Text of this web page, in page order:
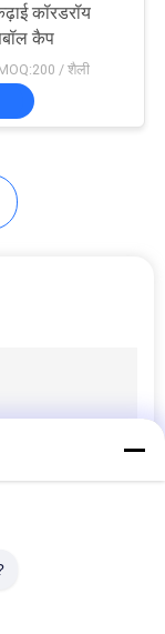
कॉरडरॉय
कैप
MOQ:200 / शैली